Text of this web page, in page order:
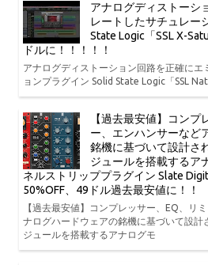
アナログディストーシ
レートしたサチュレー
State Logic「SSL X-
ドルに！！！！！
アナログディストーション回路を正確にエ
ョンプラグイン Solid State Logic「SSL
【過去最安値】コンプ
ー、エンハンサーなど
銘機に基づいて設計さ
ジュールを搭載するア
ネルストリッププラグイン Slate
50%OFF、49ドル過去最安値に！！
【過去最安値】コンプレッサー、EQ、リ
ナログハードウェアの銘機に基づいて設計
ジュールを搭載するアナログモ